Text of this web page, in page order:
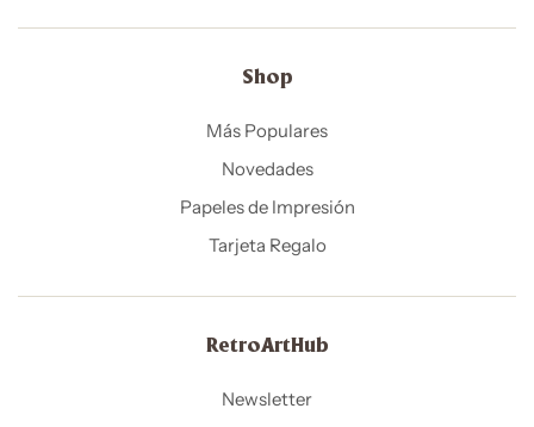
Shop
Más Populares
Novedades
Papeles de Impresión
Tarjeta Regalo
RetroArtHub
Newsletter